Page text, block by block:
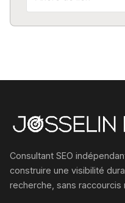
Consultant SEO
construire une visibilité
recherche, sans raccourcis